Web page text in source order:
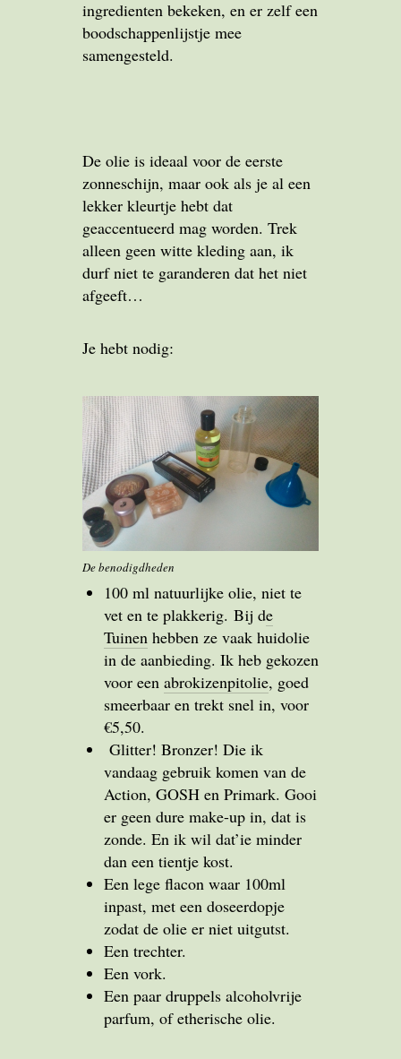
ingredienten bekeken, en er zelf een
boodschappenlijstje mee
samengesteld.
De olie is ideaal voor de eerste
zonneschijn, maar ook als je al een
lekker kleurtje hebt dat
geaccentueerd mag worden. Trek
alleen geen witte kleding aan, ik
durf niet te garanderen dat het niet
afgeeft…
Je hebt nodig:
De benodigdheden
100 ml natuurlijke olie, niet te
vet en te plakkerig. Bij de
Tuinen hebben ze vaak huidolie
in de aanbieding. Ik heb gekozen
voor een abrokizenpitolie, goed
smeerbaar en trekt snel in, voor
€5,50.
Glitter! Bronzer! Die ik
vandaag gebruik komen van de
Action, GOSH en Primark. Gooi
er geen dure make-up in, dat is
zonde. En ik wil dat’ie minder
dan een tientje kost.
Een lege flacon waar 100ml
inpast, met een doseerdopje
zodat de olie er niet uitgutst.
Een trechter.
Een vork.
Een paar druppels alcoholvrije
parfum, of etherische olie.